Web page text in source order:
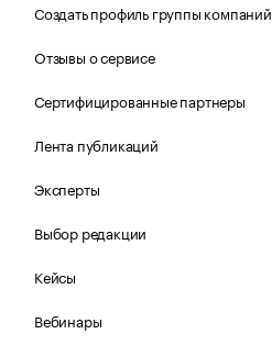
Создать профиль группы компаний
Отзывы о сервисе
Сертифицированные партнеры
Лента публикаций
Эксперты
Выбор редакции
Кейсы
Вебинары